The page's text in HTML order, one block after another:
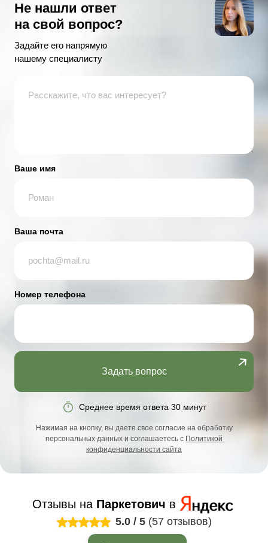
Не нашли ответ
на свой вопрос?
Задайте его напрямую
нашему специалисту
Ваше имя
Ваша почта
Номер телефона
Задать вопрос
Среднее время ответа 30 минут
Нажимая на кнопку, вы даете свое согласие на обработку
персональных данных и соглашаетесь с Политикой
конфиденциальности сайта
Отзывы на Паркетович в
5.0 / 5 (57 отзывов)